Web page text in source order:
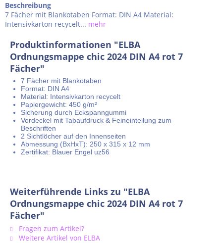
Beschreibung
7 Fächer mit Blankotaben Format: DIN A4 Material:
Intensivkarton recycelt... mehr
Produktinformationen "ELBA
Ordnungsmappe chic 2024 DIN A4 rot 7
Fächer"
7 Fächer mit Blankotaben
Format: DIN A4
Material: Intensivkarton recycelt
Papiergewicht: 450 g/m²
Sicherung durch Eckspanngummi
Vordeckel mit Tabaufdruck & Feineinteilung zum
Beschriften
2 Sichtlöcher auf den Innenseiten
Abmessung (BxHxT): 250 x 315 x 12 mm
Zertifikat: Blauer Engel uz56
Weiterführende Links zu "ELBA
Ordnungsmappe chic 2024 DIN A4 rot 7
Fächer"
Fragen zum Artikel?
Weitere Artikel von ELBA